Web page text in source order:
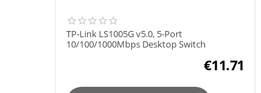
TP-Link LS1005G v5.0, 5-Port
10/100/1000Mbps Desktop Switch
€11.71